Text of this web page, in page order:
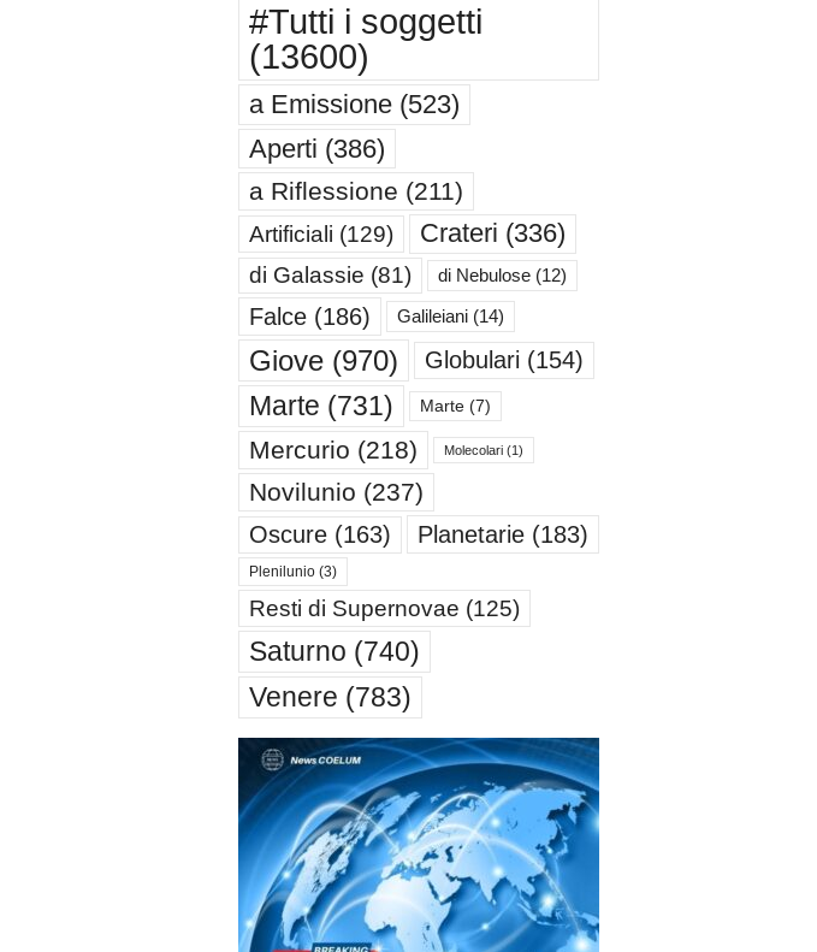
#Tutti i soggetti
(13600)
a Emissione(523)
Aperti (386)
a Riflessione (211)
Artificiali (129) Crateri (336)
di Galassie (81) di Nebulose(12)
Falce(186) Galileiani(14)
Giove(970) Globulari (154)
Marte (731) Marte(7)
Mercurio (218) Molecolari(1)
Novilunio (237)
Oscure(163) Planetarie(183)
Plenilunio(3)
Resti di Supernovae (125)
Saturno (740)
Venere (783)